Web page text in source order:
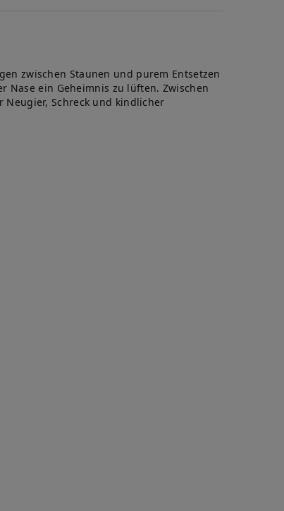
zwischen Staunen und purem Entsetzen
ein Geheimnis zu lüften. Zwischen
Schreck und kindlicher